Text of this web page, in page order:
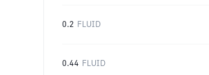
0.2 FLUID
0.44 FLUID